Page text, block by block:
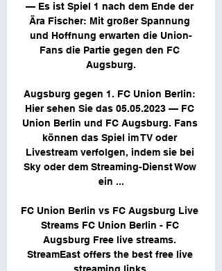
— Es ist Spiel 1 nach dem Ende der
Ära Fischer: Mit großer Spannung
und Hoffnung erwarten die Union-
Fans die Partie gegen den FC
Augsburg.
Augsburg gegen 1. FC Union Berlin:
Hier sehen Sie das 05.05.2023 — FC
Union Berlin und FC Augsburg. Fans
können das Spiel im TV oder
Livestream verfolgen, indem sie bei
Sky oder dem Streaming-Dienst Wow
ein ...
FC Union Berlin vs FC Augsburg Live
Streams FC Union Berlin - FC
Augsburg Free live streams.
StreamEast offers the best free live